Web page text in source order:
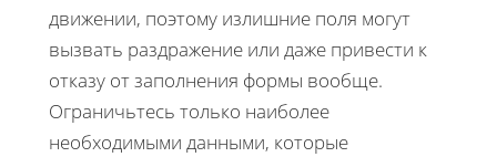
движении, поэтому излишние поля могут
вызвать раздражение или даже привести к
отказу от заполнения формы вообще.
Ограничьтесь только наиболее
необходимыми данными, которые